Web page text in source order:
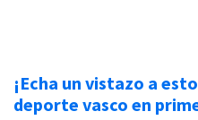
¡Echa un vistazo a
deporte vasco en